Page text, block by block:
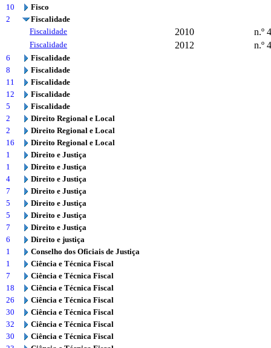
10
Fisco
2
Fiscalidade
Fiscalidade
2010 n.º
Fiscalidade 2012 n.º
6
Fiscalidade
8
Fiscalidade
11
Fiscalidade
12
Fiscalidade
5
Fiscalidade
2
Direito Regional e Local
2
Direito Regional e Local
16
Direito Regional e Local
1
Direito e Justiça
1
Direito e Justiça
4
Direito e Justiça
7
Direito e Justiça
5
Direito e Justiça
5
Direito e Justiça
7
Direito e Justiça
6
Direito e justiça
1
Conselho dos Oficiais de Justiça
1
Ciência e Técnica Fiscal
7
Ciência e Técnica Fiscal
18
Ciência e Técnica Fiscal
26
Ciência e Técnica Fiscal
30
Ciência e Técnica Fiscal
32
Ciência e Técnica Fiscal
30
Ciência e Técnica Fiscal